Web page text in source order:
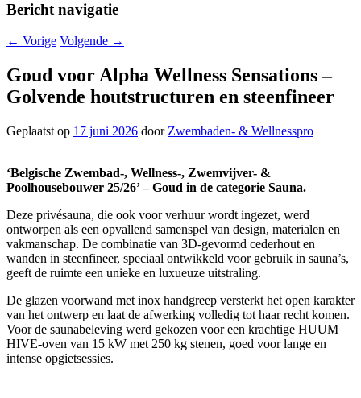
Bericht navigatie
← Vorige Volgende →
Goud voor Alpha Wellness Sensations –
Golvende houtstructuren en steenfineer
Geplaatst op 17 juni 2026 door Zwembaden- & Wellnesspro
‘Belgische Zwembad-, Wellness-, Zwemvijver- &
Poolhousebouwer 25/26’ – Goud in de categorie Sauna.
Deze privésauna, die ook voor verhuur wordt ingezet, werd
ontworpen als een opvallend samenspel van design, materialen en
vakmanschap. De combinatie van 3D-gevormd cederhout en
wanden in steenfineer, speciaal ontwikkeld voor gebruik in sauna’s,
geeft de ruimte een unieke en luxueuze uitstraling.
De glazen voorwand met inox handgreep versterkt het open karakter
van het ontwerp en laat de afwerking volledig tot haar recht komen.
Voor de saunabeleving werd gekozen voor een krachtige HUUM
HIVE-oven van 15 kW met 250 kg stenen, goed voor lange en
intense opgietsessies.